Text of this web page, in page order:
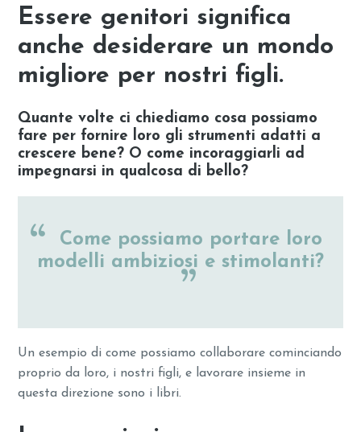
Essere genitori significa
anche desiderare un mondo
migliore per nostri figli.
Quante volte ci chiediamo cosa possiamo
fare per fornire loro gli strumenti adatti a
crescere bene? O come incoraggiarli ad
impegnarsi in qualcosa di bello?
Come possiamo portare loro
modelli ambiziosi e stimolanti?
Un esempio di come possiamo collaborare cominciando
proprio da loro, i nostri figli, e lavorare insieme in
questa direzione sono i libri.